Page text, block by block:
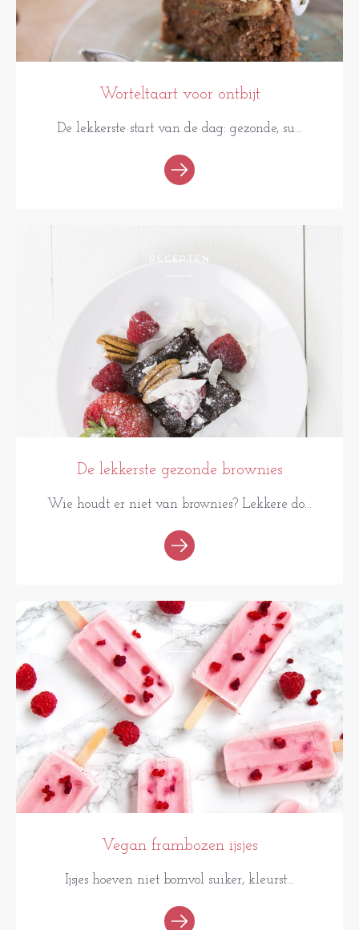
Worteltaart voor ontbijt
De lekkerste start van de dag: gezonde, su...
RECEPTEN
De lekkerste gezonde brownies
Wie houdt er niet van brownies? Lekkere do...
RECEPTEN
Vegan frambozen ijsjes
Ijsjes hoeven niet bomvol suiker, kleurst...